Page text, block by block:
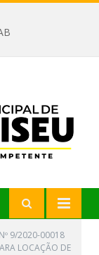
Nº 9/2020-00018
LOCAÇÃO DE